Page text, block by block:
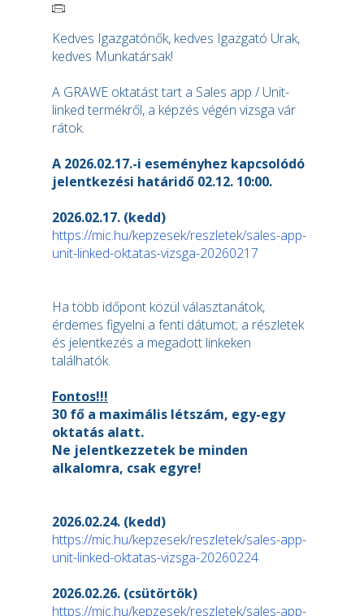
Kedves Igazgatónők, kedves Igazgató Urak,
kedves Munkatársak!
A GRAWE oktatást tart a Sales app / Unit-
linked termékről, a képzés végén vizsga vár
rátok.
A 2026.02.17.-i eseményhez kapcsolódó
jelentkezési határidő 02.12. 10:00.
2026.02.17. (kedd)
https://mic.hu/kepzesek/reszletek/sales-app-
unit-linked-oktatas-vizsga-20260217
Ha több időpont közül választanátok,
érdemes figyelni a fenti dátumot; a részletek
és jelentkezés a megadott linkeken
találhatók.
Fontos!!!
30 fő a maximális létszám, egy-egy
oktatás alatt.
Ne jelentkezzetek be minden
alkalomra, csak egyre!
2026.02.24. (kedd)
https://mic.hu/kepzesek/reszletek/sales-app-
unit-linked-oktatas-vizsga-20260224
2026.02.26. (csütörtök)
https://mic.hu/kepzesek/reszletek/sales-app-